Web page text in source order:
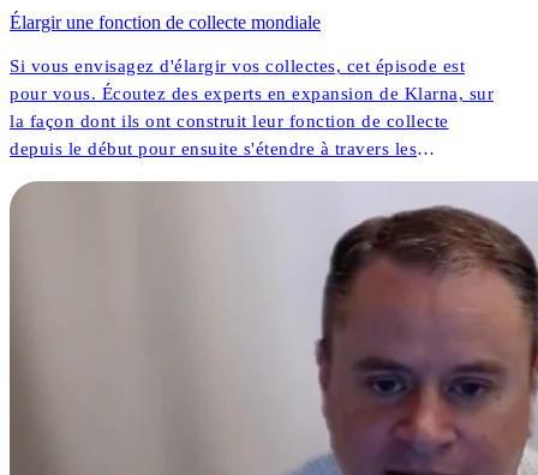
Élargir une fonction de collecte mondiale
Si vous envisagez d'élargir vos collectes, cet épisode est
pour vous. Écoutez des experts en expansion de Klarna, sur
la façon dont ils ont construit leur fonction de collecte
depuis le début pour ensuite s'étendre à travers les